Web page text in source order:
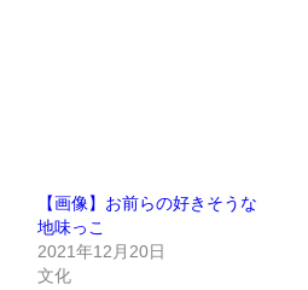
【画像】お前らの好きそうな
地味っこ
2021年12月20日
文化